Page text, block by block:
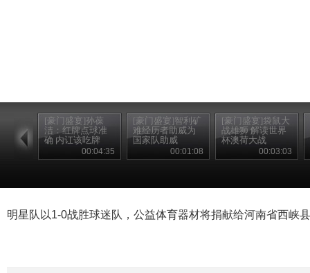
[豪门盛宴]孙葆
洁：红牌点球准
确 内讧该吃牌
00:04:35
[豪门盛宴]智利矿
难经历者助威为
国家队助威
00:01:08
[豪门盛宴]袋鼠大
战雄狮 解读世界
杯澳荷大战
00:03:03
明星队以1-0战胜球迷队，公益体育器材将捐献给河南省西峡